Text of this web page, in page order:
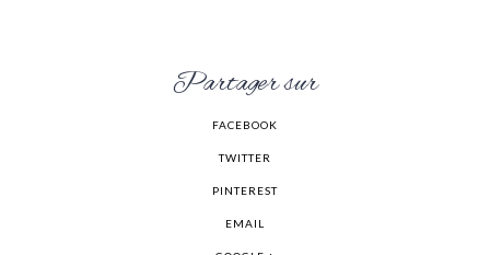
Partager sur
FACEBOOK
TWITTER
PINTEREST
EMAIL